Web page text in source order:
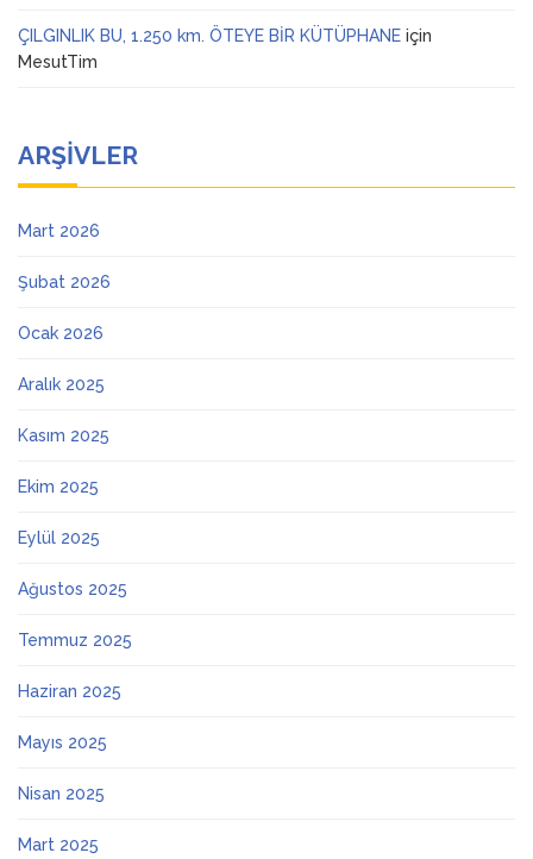
ÇILGINLIK BU, 1.250 km. ÖTEYE BİR KÜTÜPHANE için
MesutTim
ARŞIVLER
Mart 2026
Şubat 2026
Ocak 2026
Aralık 2025
Kasım 2025
Ekim 2025
Eylül 2025
Ağustos 2025
Temmuz 2025
Haziran 2025
Mayıs 2025
Nisan 2025
Mart 2025